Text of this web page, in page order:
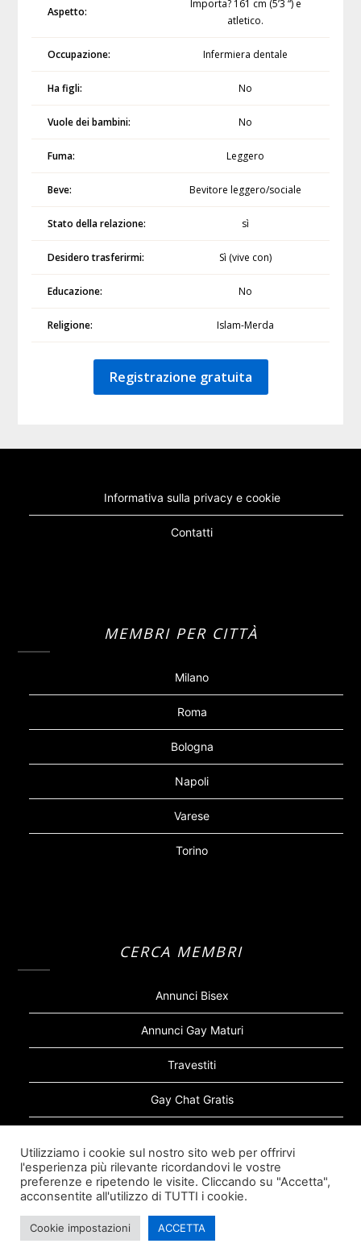
Aspetto:
Importa? 161 cm (5’3 “) e
atletico.
Occupazione: Infermiera dentale
Ha figli: No
Vuole dei bambini: No
Fuma: Leggero
Beve: Bevitore leggero/sociale
Stato della relazione: sì
Desidero trasferirmi: Sì (vive con)
Educazione: No
Religione: Islam-Merda
Registrazione gratuita
Informativa sulla privacy e cookie
Contatti
MEMBRI PER CITTÀ
Milano
Roma
Bologna
Napoli
Varese
Torino
CERCA MEMBRI
Annunci Bisex
Annunci Gay Maturi
Travestiti
Gay Chat Gratis
Sugar Daddy Gay
©2026 Siti Incontri Gay
Utilizziamo i cookie sul nostro sito web per offrirvi
l'esperienza più rilevante ricordandovi le vostre
preferenze e ripetendo le visite. Cliccando su "Accetta",
acconsentite all'utilizzo di TUTTI i cookie.
Cookie impostazioni ACCETTA